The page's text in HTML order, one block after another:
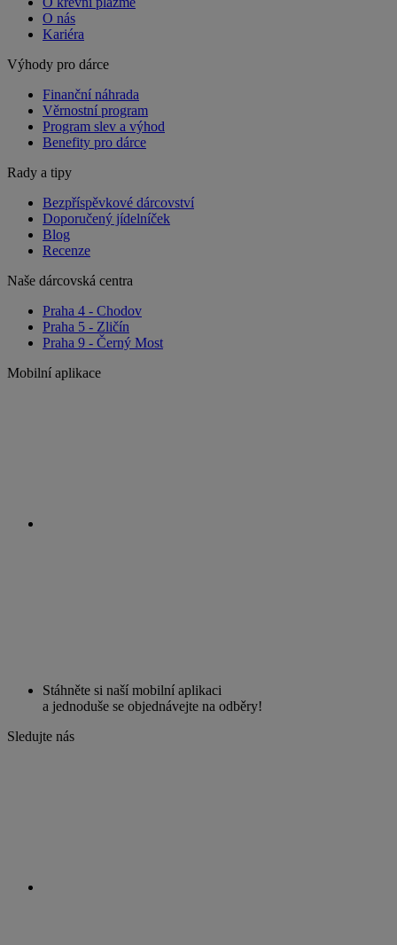
O nás
Kariéra
Výhody pro dárce
Finanční náhrada
Věrnostní program
Program slev a výhod
Benefity pro dárce
Rady a tipy
Bezpříspěvkové dárcovství
Doporučený jídelníček
Blog
Recenze
Naše dárcovská centra
Praha 4 - Chodov
Praha 5 - Zličín
Praha 9 - Černý Most
Mobilní aplikace
Stáhněte si naší mobilní aplikaci
a jednoduše se objednávejte na odběry!
Sledujte nás